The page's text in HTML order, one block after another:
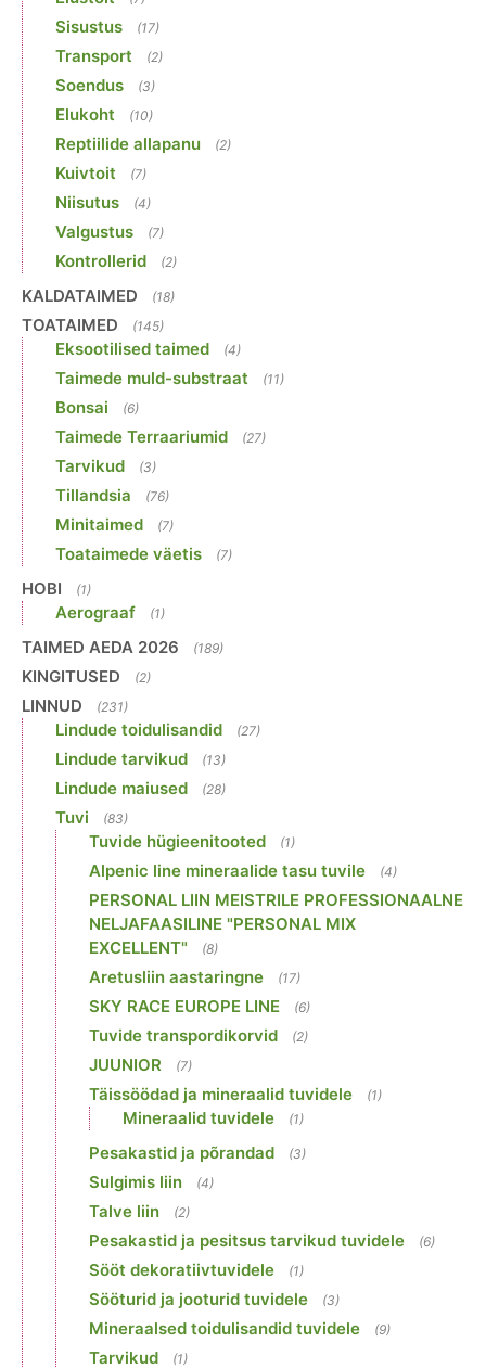
Sisustus (17)
Transport (2)
Soendus (3)
Elukoht (10)
Reptiilide allapanu (2)
Kuivtoit (7)
Niisutus (4)
Valgustus (7)
Kontrollerid (2)
KALDATAIMED (18)
TOATAIMED (145)
Eksootilised taimed (4)
Taimede muld-substraat (11)
Bonsai (6)
Taimede Terraariumid (27)
Tarvikud (3)
Tillandsia (76)
Minitaimed (7)
Toataimede väetis (7)
HOBI (1)
Aerograaf (1)
TAIMED AEDA 2026 (189)
KINGITUSED (2)
LINNUD (231)
Lindude toidulisandid (27)
Lindude tarvikud (13)
Lindude maiused (28)
Tuvi (83)
Tuvide hügieenitooted (1)
Alpenic line mineraalide tasu tuvile (4)
PERSONAL LIIN MEISTRILE PROFESSIONAALNE
NELJAFAASILINE "PERSONAL MIX
EXCELLENT"
(8)
Aretusliin aastaringne (17)
SKY RACE EUROPE LINE (6)
Tuvide transpordikorvid (2)
JUUNIOR (7)
Täissöödad ja mineraalid tuvidele (1)
Mineraalid tuvidele (1)
Pesakastid ja põrandad (3)
Sulgimis liin (4)
Talve liin (2)
Pesakastid ja pesitsus tarvikud tuvidele (6)
Sööt dekoratiivtuvidele (1)
Sööturid ja jooturid tuvidele (3)
Mineraalsed toidulisandid tuvidele (9)
Tarvikud (1)